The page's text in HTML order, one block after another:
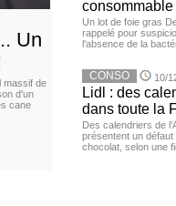
Un
massif de
d'un
cane
consommable
Un lot de foie gras
rappelé pour
l'absence de la
CONSO 10/
Lidl : des
dans toute la
Des calendriers de
présentent un défaut
chocolat, selon une